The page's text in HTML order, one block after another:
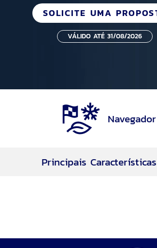
SOLICITE UMA
VÁLIDO ATÉ 31/08/2026
Principais Características
Transmissão Automática